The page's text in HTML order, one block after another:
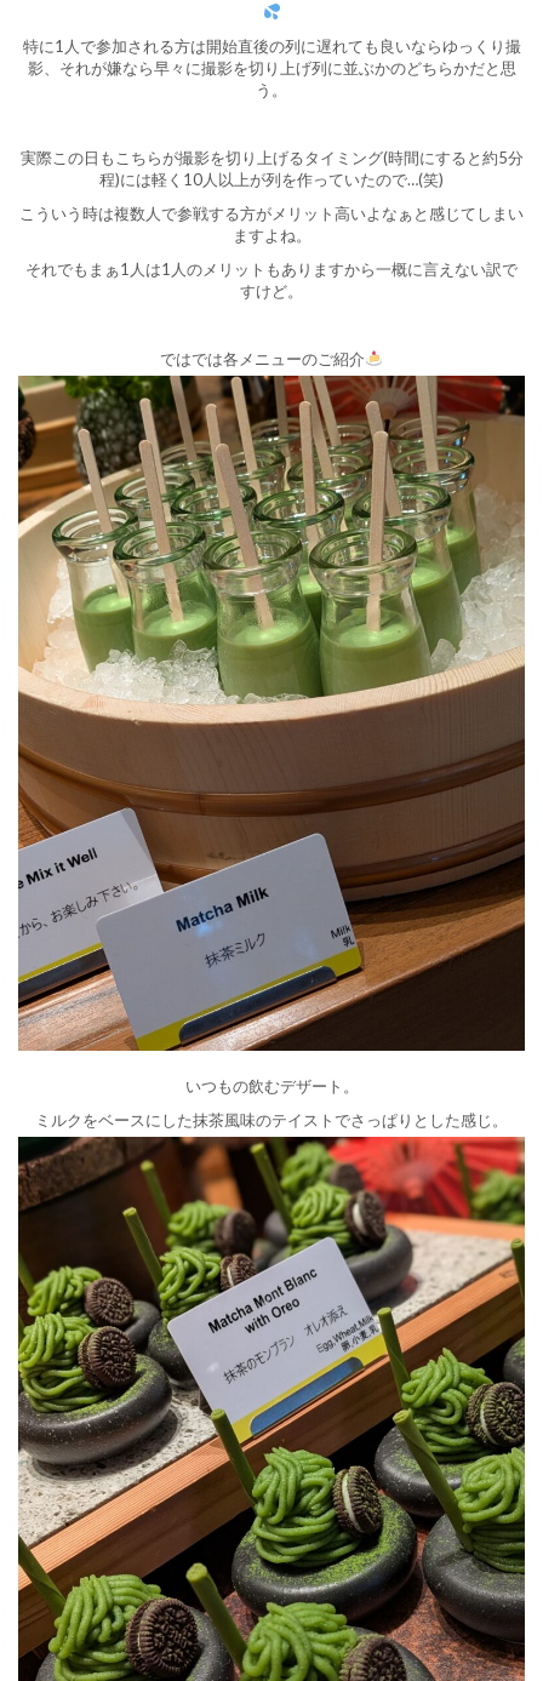
特に1人で参加される方は開始直後の列に遅れても良いならゆっくり撮
影、それが嫌なら早々に撮影を切り上げ列に並ぶかのどちらかだと思
う。
実際この日もこちらが撮影を切り上げるタイミング(時間にすると約5分
程)には軽く10人以上が列を作っていたので…(笑)
こういう時は複数人で参戦する方がメリット高いよなぁと感じてしまい
ますよね。
それでもまぁ1人は1人のメリットもありますから一概に言えない訳で
すけど。
ではでは各メニューのご紹介
いつもの飲むデザート。
ミルクをベースにした抹茶風味のテイストでさっぱりとした感じ。